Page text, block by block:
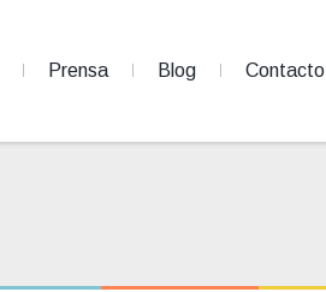
Prensa Blog Contacto